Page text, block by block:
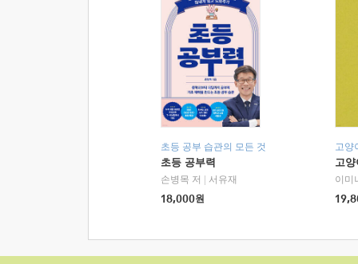
초등 공부 습관의 모든 것
초등 공부력
손병목 저
서유재
18,000원
고양
고
이미